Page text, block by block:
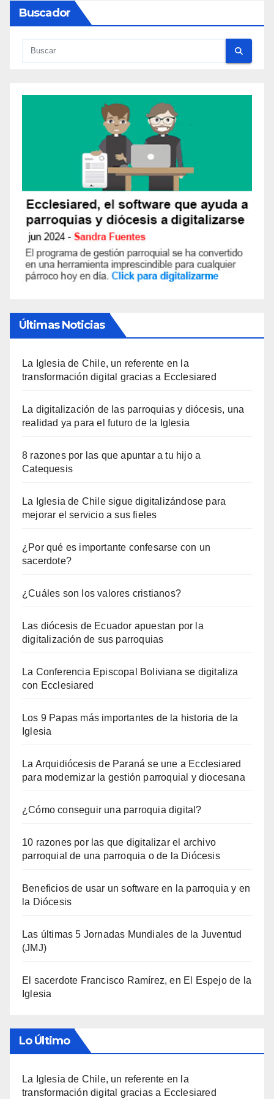
Buscador
Últimas Noticias
La Iglesia de Chile, un referente en la
transformación digital gracias a Ecclesiared
La digitalización de las parroquias y diócesis, una
realidad ya para el futuro de la Iglesia
8 razones por las que apuntar a tu hijo a
Catequesis
La Iglesia de Chile sigue digitalizándose para
mejorar el servicio a sus fieles
¿Por qué es importante confesarse con un
sacerdote?
¿Cuáles son los valores cristianos?
Las diócesis de Ecuador apuestan por la
digitalización de sus parroquias
La Conferencia Episcopal Boliviana se digitaliza
con Ecclesiared
Los 9 Papas más importantes de la historia de la
Iglesia
La Arquidiócesis de Paraná se une a Ecclesiared
para modernizar la gestión parroquial y diocesana
¿Cómo conseguir una parroquia digital?
10 razones por las que digitalizar el archivo
parroquial de una parroquia o de la Diócesis
Beneficios de usar un software en la parroquia y en
la Diócesis
Las últimas 5 Jornadas Mundiales de la Juventud
(JMJ)
El sacerdote Francisco Ramírez, en El Espejo de la
Iglesia
Lo Último
La Iglesia de Chile, un referente en la
transformación digital gracias a Ecclesiared